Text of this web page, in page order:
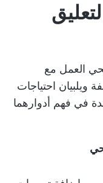
العمل مع
ويلبيان احتياجات
في فهم أدوارهما